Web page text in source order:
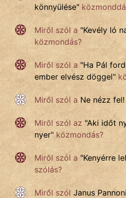
könnyülése"
Miről szól a "Kevély ló
közmondás?
Miről szól a "Ha Pál
ember elvész döggel"
Miről szól a Ne nézz fel!
Miről szól az "Aki időt
nyer" közmondás?
Miről szól a "Kenyérre
szólás?
Miről szól Janus